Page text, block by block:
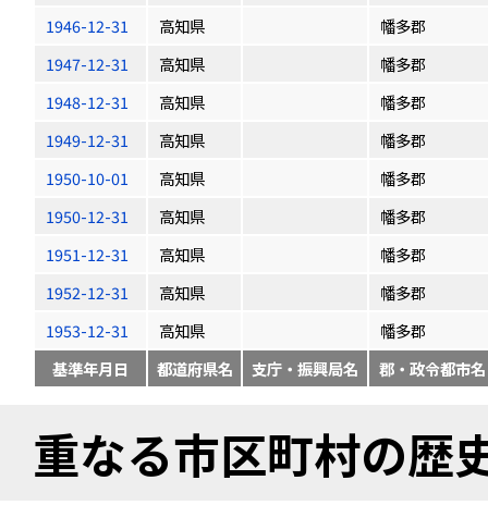
1946-12-31
高知県
幡多郡
1947-12-31
高知県
幡多郡
1948-12-31
高知県
幡多郡
1949-12-31
高知県
幡多郡
1950-10-01
高知県
幡多郡
1950-12-31
高知県
幡多郡
1951-12-31
高知県
幡多郡
1952-12-31
高知県
幡多郡
1953-12-31
高知県
幡多郡
基準年月日
都道府県名 支庁・振興局名 郡・政令都市名
重なる市区町村の歴